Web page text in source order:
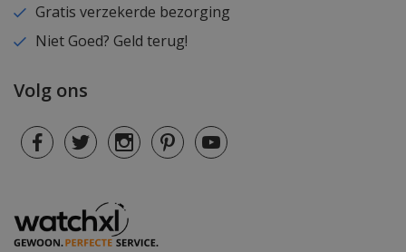
Gratis verzekerde bezorging
Niet Goed? Geld terug!
Volg ons